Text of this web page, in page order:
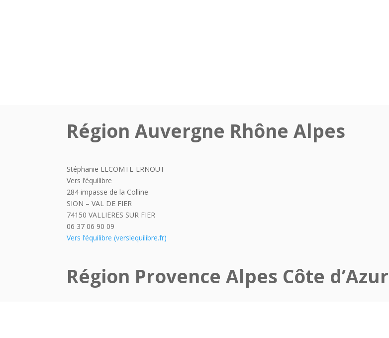
Région Auvergne Rhône Alpes
Stéphanie LECOMTE-ERNOUT
Vers l’équilibre
284 impasse de la Colline
SION – VAL DE FIER
74150 VALLIERES SUR FIER
06 37 06 90 09
Vers l’équilibre (verslequilibre.fr)
Région Provence Alpes Côte d’Azur